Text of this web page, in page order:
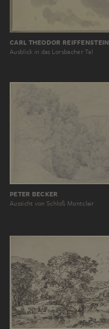
CARL THEODOR REIFFENSTEIN
Ausblick in das Lorsbacher Tal
PETER BECKER
Aussicht von Schloß Montclair